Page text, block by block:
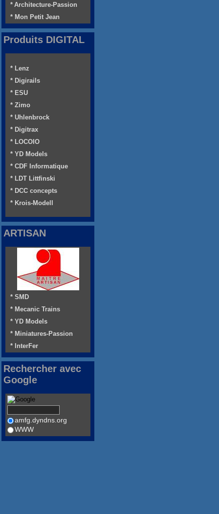
* Architecture-Passion
* Mon Petit Jean
Produits DIGITAL
* Lenz
* Digirails
* ESU
* Zimo
* Uhlenbrock
* Digitrax
* LOCOIO
* YD Models
* CDF Informatique
* LDT Littfinski
* DCC concepts
* Krois-Modell
ARTISAN
* SMD
* Mecanic Trains
* YD Models
* Miniatures-Passion
* InterFer
Rechercher avec
Google
amfg.dyndns.org
WWW